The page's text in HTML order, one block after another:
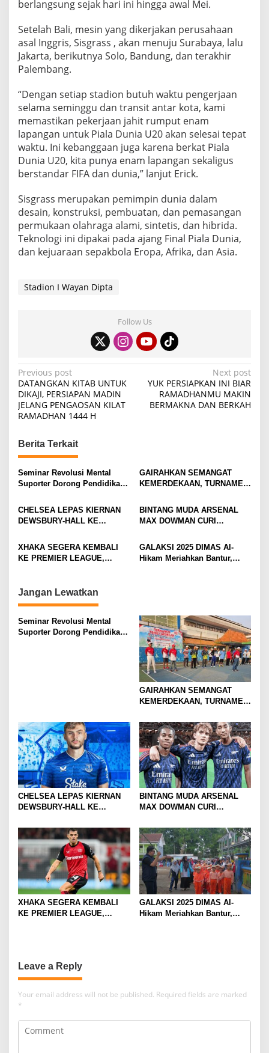
I
A
berlangsung sejak hari ini hingga awal Mei.
Setelah Bali, mesin yang dikerjakan perusahaan
asal Inggris, Sisgrass , akan menuju Surabaya, lalu
Jakarta, berikutnya Solo, Bandung, dan terakhir
Palembang.
“Dengan setiap stadion butuh waktu pengerjaan
selama seminggu dan transit antar kota, kami
memastikan pekerjaan jahit rumput enam
lapangan untuk Piala Dunia U20 akan selesai tepat
waktu. Ini kebanggaan juga karena berkat Piala
Dunia U20, kita punya enam lapangan sekaligus
berstandar FIFA dan dunia,” lanjut Erick.
Sisgrass merupakan pemimpin dunia dalam
desain, konstruksi, pembuatan, dan pemasangan
permukaan olahraga alami, sintetis, dan hibrida.
Teknologi ini dipakai pada ajang Final Piala Dunia,
dan kejuaraan sepakbola Eropa, Afrika, dan Asia.
Stadion I Wayan Dipta
Follow Us
P
o
s
n
a
v
g
a
t
i
n
Previous post
DATANGKAN KITAB UNTUK
DIKAJI, PERSIAPAN MADIN
JELANG PENGAOSAN KILAT
RAMADHAN 1444 H
Next post
YUK PERSIAPKAN INI BIAR
RAMADHANMU MAKIN
BERMAKNA DAN BERKAH
Berita Terkait
Seminar Revolusi Mental
Suporter Dorong Pendidikan
GAIRAHKAN SEMANGAT
KEMERDEKAAN, TURNAMEN
MOJOKERTO RAYA RESMI
BERGULIR
CHELSEA LEPAS KIERNAN
DEWSBURY-HALL KE
SANG GELANDANG DIMULAI
BINTANG MUDA ARSENAL
MAX DOWMAN CURI
PRAMUSIM ASIA
XHAKA SEGERA KEMBALI
KE PREMIER LEAGUE,
GALAKSI 2025 DIMAS Al-
Hikam Meriahkan Bantur,
Jangan Lewatkan
Seminar Revolusi Mental
Suporter Dorong Pendidikan
GAIRAHKAN SEMANGAT
KEMERDEKAAN, TURNAMEN
MOJOKERTO RAYA RESMI
BERGULIR
CHELSEA LEPAS KIERNAN
DEWSBURY-HALL KE
SANG GELANDANG DIMULAI
BINTANG MUDA ARSENAL
MAX DOWMAN CURI
PRAMUSIM ASIA
XHAKA SEGERA KEMBALI
KE PREMIER LEAGUE,
GALAKSI 2025 DIMAS Al-
Hikam Meriahkan Bantur,
Leave a Reply
Your email address will not be published. Required fields are marked
*